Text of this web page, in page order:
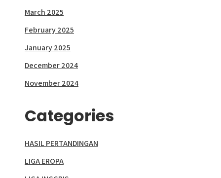
March 2025
February 2025
January 2025
December 2024
November 2024
Categories
HASIL PERTANDINGAN
LIGA EROPA